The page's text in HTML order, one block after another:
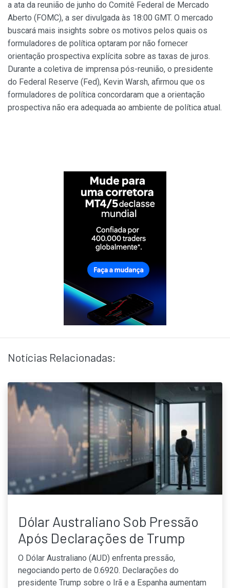
a ata da reunião de junho do Comitê Federal de Mercado
Aberto (FOMC), a ser divulgada às 18:00 GMT. O mercado
buscará mais insights sobre os motivos pelos quais os
formuladores de política optaram por não fornecer
orientação prospectiva explícita sobre as taxas de juros.
Durante a coletiva de imprensa pós-reunião, o presidente
do Federal Reserve (Fed), Kevin Warsh, afirmou que os
formuladores de política concordaram que a orientação
prospectiva não era adequada ao ambiente de política atual.
Notícias Relacionadas:
Dólar Australiano Sob Pressão
Após Declarações de Trump
O Dólar Australiano (AUD) enfrenta pressão,
negociando perto de 0.6920. Declarações do
presidente Trump sobre o Irã e a Espanha aumentam